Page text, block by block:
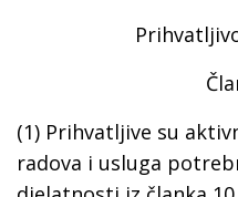
(1) Prihvatljive su
radova i usluga